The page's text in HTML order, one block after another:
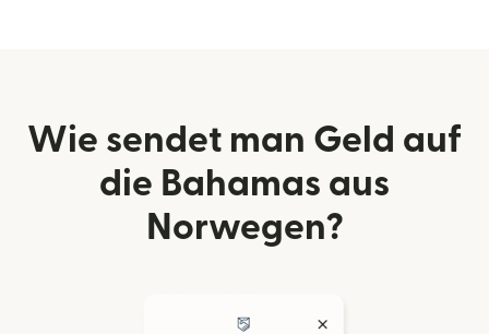
Wie sendet man Geld auf
die Bahamas aus
Norwegen?